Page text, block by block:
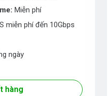
Miễn phí
miễn phí đến 10Gbps
ngày
hàng